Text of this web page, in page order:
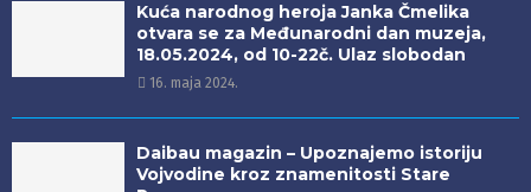
Kuća narodnog heroja Janka Čmelika
otvara se za Međunarodni dan muzeja,
18.05.2024, od 10-22č. Ulaz slobodan
16. maja 2024.
Daibau magazin – Upoznajemo istoriju
Vojvodine kroz znamenitosti Stare